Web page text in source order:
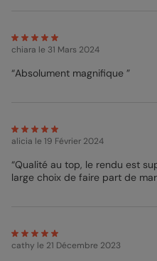
Mathilde - Pop Designer
chiara le 31 Mars 2024
“Absolument magnifique ”
alicia le 19 Février 2024
“Qualité au top, le rendu est
large choix de faire part de
cathy le 21 Décembre 2023